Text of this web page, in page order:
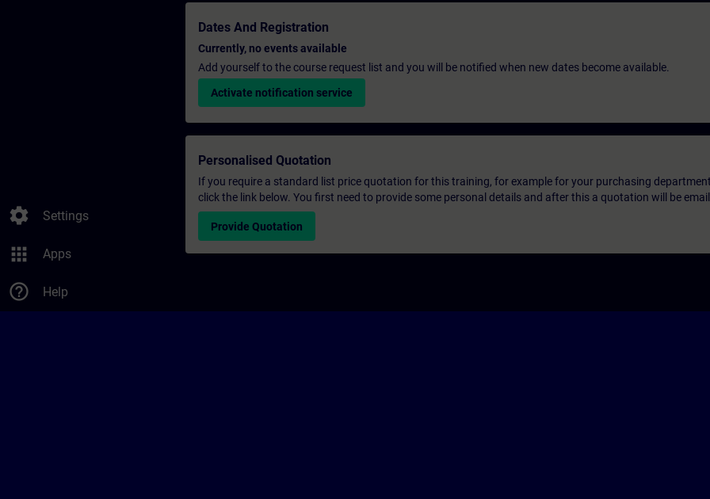
settings Settings
apps Apps
help_outline Help
Dates And Registration
Currently, no events available
Add yourself to the course request list and you will be notified when new dates become available.
Activate notification service
Personalised Quotation
If you require a standard list price quotation for this training, for example for your purchasing
click the link below. You first need to provide some personal details and after this a quotation will be
Provide Quotation